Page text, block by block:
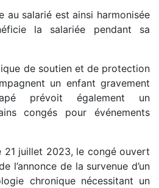
au salarié est ainsi harmonisée
la salariée pendant sa
de soutien et de protection
un enfant gravement
prévoit également un
congés pour événements
21 juillet 2023, le congé ouvert
l’annonce de la survenue d’un
chronique nécessitant un